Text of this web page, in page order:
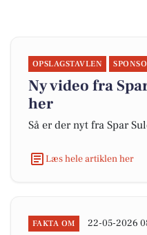
OPSLAGSTAVLEN
Ny video fra
her
Så er der nyt fra Spar
Læs hele artiklen her
FAKTA OM 22-05-2026